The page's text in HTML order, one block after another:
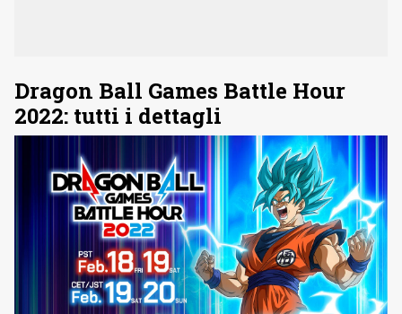
Dragon Ball Games Battle Hour
2022: tutti i dettagli